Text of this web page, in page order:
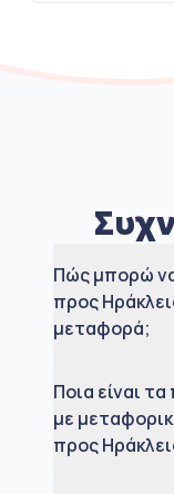
Πώς μπορώ
προς
μεταφορά;
Ποια είναι
με
προς